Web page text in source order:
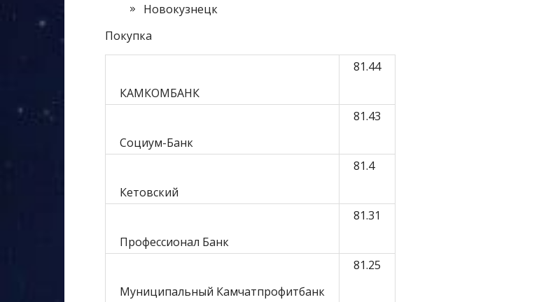
Новокузнецк
Покупка
КАМКОМБАНК
81.44
Социум-Банк
81.43
Кетовский
81.4
Профессионал Банк
81.31
Муниципальный Камчатпрофитбанк
81.25